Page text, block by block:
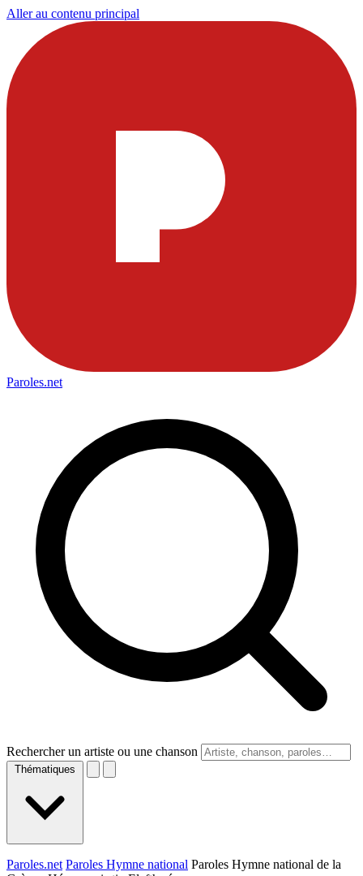
Aller au contenu principal
Paroles.net
Rechercher un artiste ou une chanson
Thématiques
Paroles.net Paroles Hymne national Paroles Hymne national de la